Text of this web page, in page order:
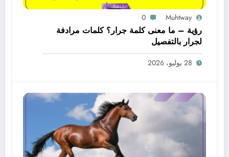
Muhtway
0
رؤية – ما معنى كلمة جرار؟ كلمات مرادفة
لجرار بالتفصيل
28 يوليو، 2026